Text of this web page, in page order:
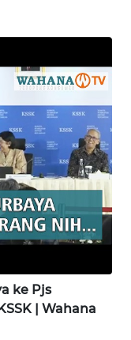
ke Pjs
| Wahana